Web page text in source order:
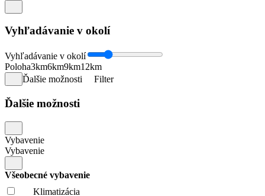
Vyhľadávanie v okolí
Vyhľadávanie v okolí
Poloha3km6km9km12km
Ďalšie možnosti
Filter
Ďalšie možnosti
Vybavenie
Vybavenie
Všeobecné vybavenie
Klimatizácia